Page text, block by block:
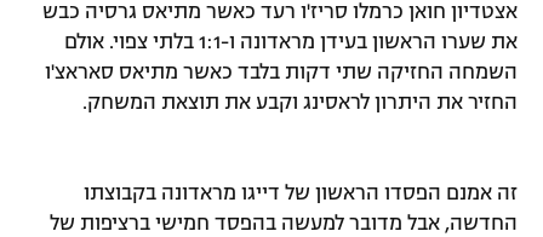
מדיניות פרטיות
תקנון פעילות ספורט 1
הצטרפות לחבילת הערוצים
גיימינג E-Sports
אצטדיון חואן כרמלו סריז'ו רעד כאשר מתיאס גרסיה כבש
את שערו הראשון בעידן מראדונה ו-1:1 בלתי צפוי. אולם
השמחה החזיקה שתי דקות בלבד כאשר מתיאס סאראצ'ו
החזיר את היתרון לראסינג וקבע את תוצאת המשחק.
זה אמנם הפסדו הראשון של דייגו מראדונה בקבוצתו
החדשה, אבל מדובר למעשה בהפסד חמישי ברציפות של